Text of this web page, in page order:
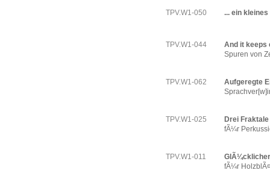
TPV.W1-050 ... ein kleines
TPV.W1-044
And it keeps
Spuren von
TPV.W1-062
Aufgeregte
TPV.W1-025
Drei Fraktale
fÃ¼r
TPV.W1-011
fÃ¼r